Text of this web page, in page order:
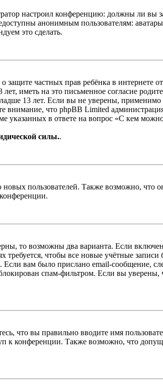
настроил конференцию: должны ли вы
анонимным пользователям:
это сделать.
защите частных прав ребёнка в
иметь на это письменное согласие
13 лет. Если вы не уверены,
внимание, что phpBB Limited
указанных в ответе на вопрос «С кем
силы..
пользователей. Также возможно, что
то возможны два варианта. Если
чтобы все новые учётные
Если вам было прислано email-сообщение,
спам-фильтром. Если вы уверены,
что вы правильно вводите имя
к конференции. Также возможно, что